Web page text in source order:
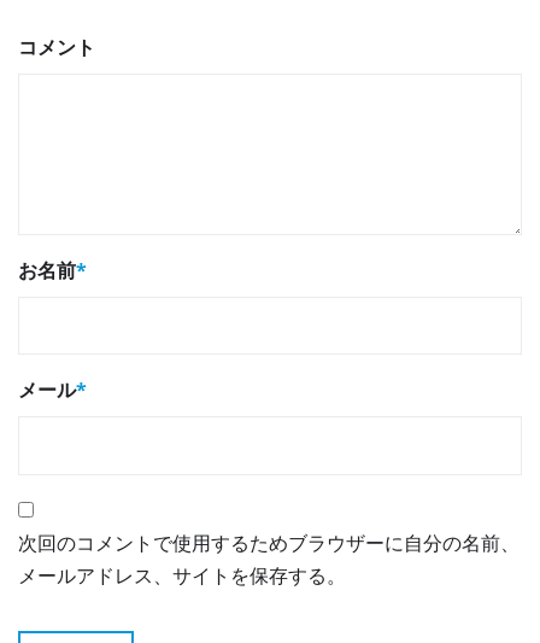
コメント
お名前*
メール*
次回のコメントで使用するためブラウザーに自分の名前、
メールアドレス、サイトを保存する。